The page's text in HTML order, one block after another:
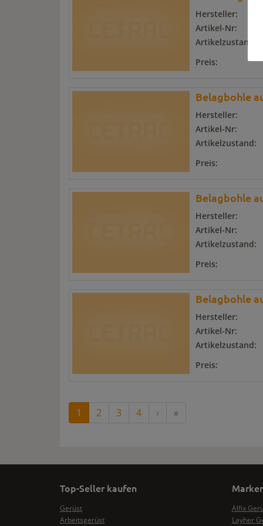
Hersteller:
Artikel-Nr:
Artikelzustand:
Preis:
Belagbohle
Hersteller:
Artikel-Nr:
Artikelzustand:
Preis:
Belagbohle
Hersteller:
Artikel-Nr:
Artikelzustand:
Preis:
Belagbohle
Hersteller:
Artikel-Nr:
Artikelzustand:
Preis:
1 2 3 4 › »
Top-Seller kaufen
Gerüst
Arbeitsgerüst
Alfix
Layher